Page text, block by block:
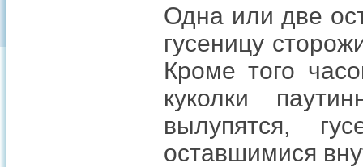
Одна или две
гусеницу
Кроме того
куколки
вылупятся,
оставшимися